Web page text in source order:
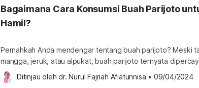
Bagaimana Cara Konsumsi Buah Parijoto
Hamil?
Pernahkah Anda mendengar tentang buah parijoto? Meski
mangga, jeruk, atau alpukat, buah parijoto ternyata
segudang manfaat, salah satunya adalah melancarkan
Lantas, bagaimana cara konsumsi buah parijoto untuk
Ditinjau oleh dr. Nurul Fajriah Afiatunnisa • 09/04/2024